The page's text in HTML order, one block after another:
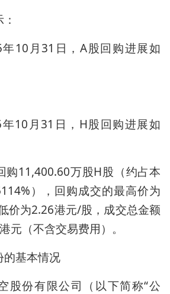
10月31日，A股回购进展如
10月31日，H股回购进展如
购11,400.60万股H股（约占本
），回购成交的最高价为
价为2.26港元/股，成交总金额
元（不含交易费用）。
的基本情况
股份有限公司（以下简称“公